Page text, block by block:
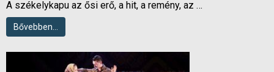
A székelykapu az ősi erő, a hit, a remény, az …
Bővebben…